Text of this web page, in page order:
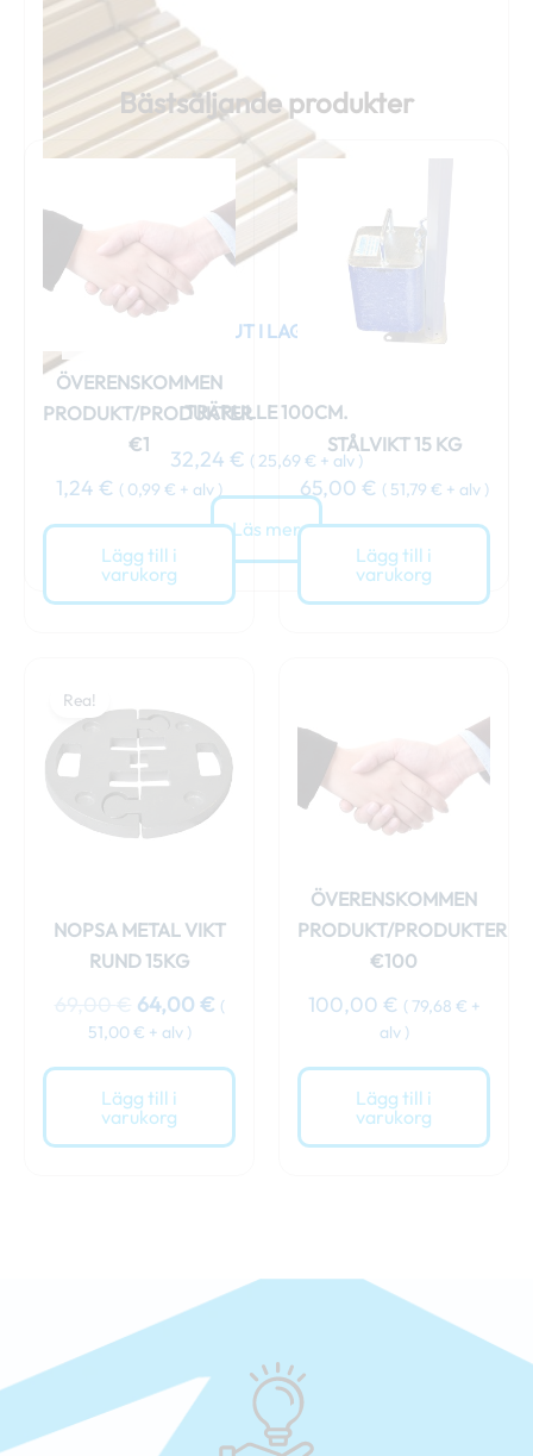
SLUT I LAGER
TRÄRULLE 100CM.
32,24 € ( 25,69 € + alv )
Läs mer
Bästsäljande produkter
ÖVERENSKOMMEN
PRODUKT/PRODUKTER
€1
1,24 € ( 0,99 € + alv )
Lägg till i
varukorg
STÅLVIKT 15 KG
65,00 € ( 51,79 € + alv )
Lägg till i
varukorg
Rea!
NOPSA METAL VIKT
RUND 15KG
priset
var:
69,00 €.
64,00 €
är:
64,00 €.
(
51,00€ + alv )
Lägg till i
varukorg
ÖVERENSKOMMEN
PRODUKT/PRODUKTER
€100
100,00 € ( 79,68 € +
alv )
Lägg till i
varukorg